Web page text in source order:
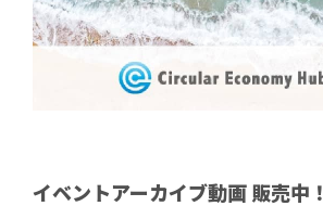
イベントアーカイブ動画 販売中！